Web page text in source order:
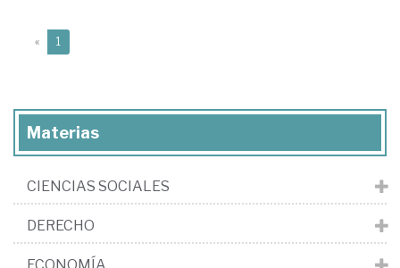
« 1
Materias
CIENCIAS SOCIALES
DERECHO